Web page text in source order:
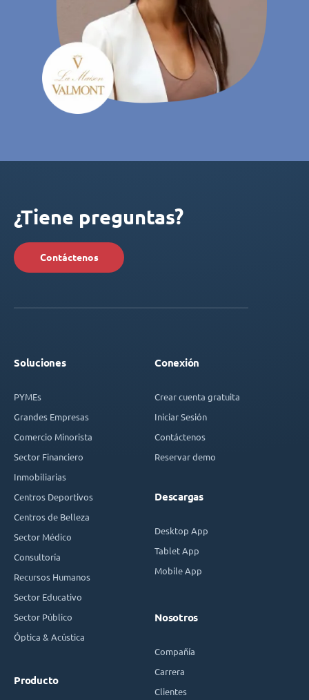
¿Tiene preguntas?
Contáctenos
Soluciones
PYMEs
Grandes Empresas
Comercio Minorista
Sector Financiero
Inmobiliarias
Centros Deportivos
Centros de Belleza
Sector Médico
Consultoría
Recursos Humanos
Sector Educativo
Sector Público
Óptica & Acústica
Producto
Conexión
Crear cuenta gratuita
Iniciar Sesión
Contáctenos
Reservar demo
Descargas
Desktop App
Tablet App
Mobile App
Nosotros
Compañía
Carrera
Clientes